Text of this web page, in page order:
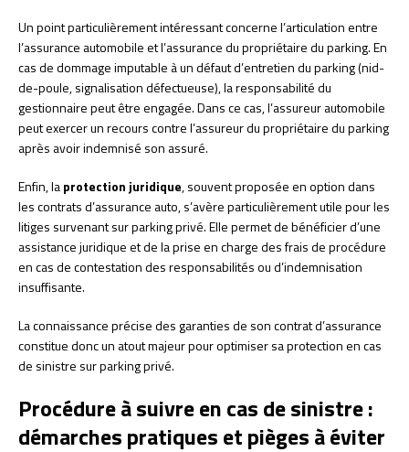
Un point particulièrement intéressant concerne l’articulation entre
l’assurance automobile et l’assurance du propriétaire du parking. En
cas de dommage imputable à un défaut d’entretien du parking (nid-
de-poule, signalisation défectueuse), la responsabilité du
gestionnaire peut être engagée. Dans ce cas, l’assureur automobile
peut exercer un recours contre l’assureur du propriétaire du parking
après avoir indemnisé son assuré.
Enfin, laprotection juridique, souvent proposée en option dans
les contrats d’assurance auto, s’avère particulièrement utile pour les
litiges survenant sur parking privé. Elle permet de bénéficier d’une
assistance juridique et de la prise en charge des frais de procédure
en cas de contestation des responsabilités ou d’indemnisation
insuffisante.
La connaissance précise des garanties de son contrat d’assurance
constitue donc un atout majeur pour optimiser sa protection en cas
de sinistre sur parking privé.
Procédure à suivre en cas de sinistre :
démarches pratiques et pièges à éviter